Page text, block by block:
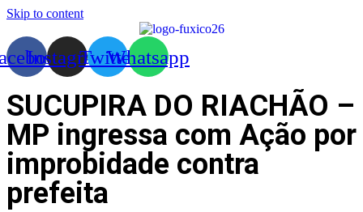
Skip to content
InstagramTwitterWhatsapp
SUCUPIRA DO RIACHÃO –
MP ingressa com Ação por
improbidade contra
prefeita